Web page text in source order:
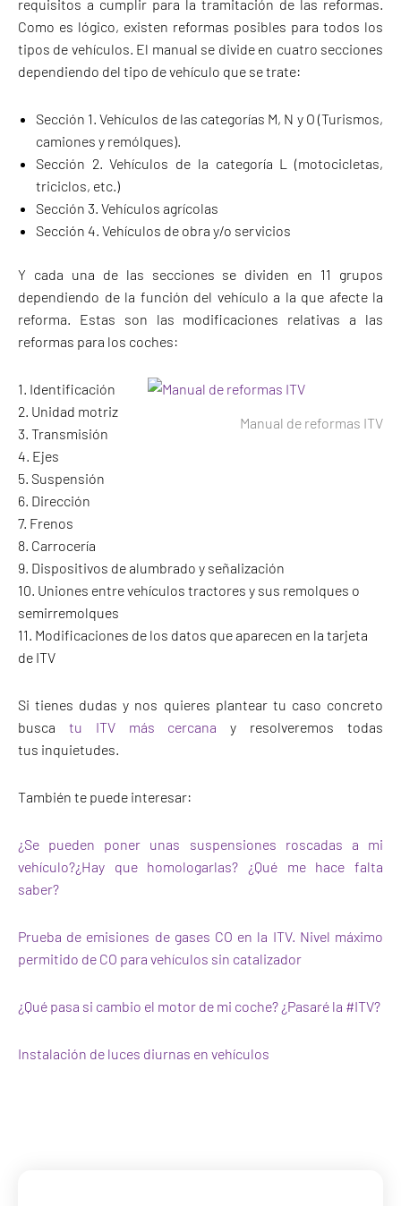
requisitos a cumplir para la tramitación de las reformas.
Como es lógico, existen reformas posibles para todos los
tipos de vehículos. El manual se divide en cuatro secciones
dependiendo del tipo de vehículo que se trate:
Sección 1. Vehículos de las categorías M, N y O (Turismos,
camiones y remólques).
Sección 2. Vehículos de la categoría L (motocicletas,
triciclos, etc.)
Sección 3. Vehículos agrícolas
Sección 4. Vehículos de obra y/o servicios
Y cada una de las secciones se dividen en 11 grupos
dependiendo de la función del vehículo a la que afecte la
reforma. Estas son las modificaciones relativas a las
reformas para los coches:
Manual de reformas ITV
1. Identificación
2. Unidad motriz
3. Transmisión
4. Ejes
5. Suspensión
6. Dirección
7. Frenos
8. Carrocería
9. Dispositivos de alumbrado y señalización
10. Uniones entre vehículos tractores y sus remolques o
semirremolques
11. Modificaciones de los datos que aparecen en la tarjeta
de ITV
Si tienes dudas y nos quieres plantear tu caso concreto
busca tu ITV más cercana y resolveremos todas
tus inquietudes.
También te puede interesar:
¿Se pueden poner unas suspensiones roscadas a mi
vehículo?¿Hay que homologarlas? ¿Qué me hace falta
saber?
Prueba de emisiones de gases CO en la ITV. Nivel máximo
permitido de CO para vehículos sin catalizador
¿Qué pasa si cambio el motor de mi coche? ¿Pasaré la #ITV?
Instalación de luces diurnas en vehículos